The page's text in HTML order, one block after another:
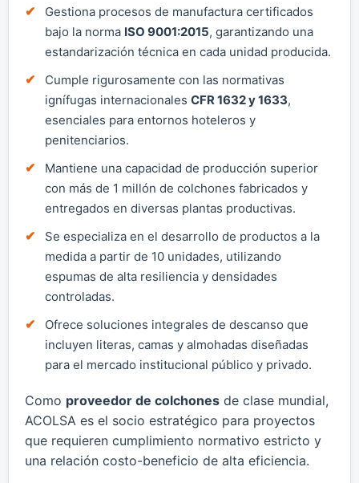
Gestiona procesos de manufactura certificados
bajo la norma ISO 9001:2015, garantizando una
estandarización técnica en cada unidad producida.
Cumple rigurosamente con las normativas
ignífugas internacionales CFR 1632 y 1633,
esenciales para entornos hoteleros y
penitenciarios.
Mantiene una capacidad de producción superior
con más de 1 millón de colchones fabricados y
entregados en diversas plantas productivas.
Se especializa en el desarrollo de productos a la
medida a partir de 10 unidades, utilizando
espumas de alta resiliencia y densidades
controladas.
Ofrece soluciones integrales de descanso que
incluyen literas, camas y almohadas diseñadas
para el mercado institucional público y privado.
Como proveedor de colchones de clase mundial,
ACOLSA es el socio estratégico para proyectos
que requieren cumplimiento normativo estricto y
una relación costo-beneficio de alta eficiencia.